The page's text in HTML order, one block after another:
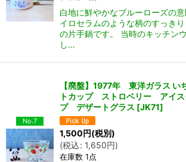
白地に鮮やかなブルーローズの
イロセラムのような柄のすっき
の片手鍋です。 当時のキッチン
し…
No.7
【廃盤】1977年 東洋ガラス い
トカップ ストロベリー アイス
プ デザートグラス [JK71]
1,500円(税別)
(税込: 1,650円)
在庫数 1点